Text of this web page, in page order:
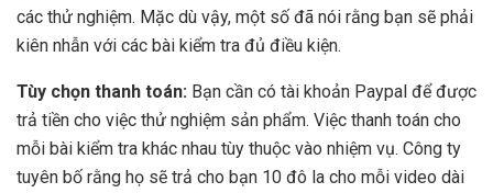
các thử nghiệm. Mặc dù vậy, một số đã nói rằng bạn sẽ phải
kiên nhẫn với các bài kiểm tra đủ điều kiện.
Tùy chọn thanh toán: Bạn cần có tài khoản Paypal để được
trả tiền cho việc thử nghiệm sản phẩm. Việc thanh toán cho
mỗi bài kiểm tra khác nhau tùy thuộc vào nhiệm vụ. Công ty
tuyên bố rằng họ sẽ trả cho bạn 10 đô la cho mỗi video dài